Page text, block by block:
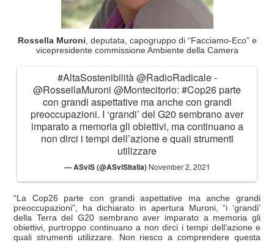
Rossella Muroni, deputata, capogruppo di “Facciamo-Eco” e
vicepresidente commissione Ambiente della Camera
#AltaSostenibilità@RadioRadicale-
@RossellaMuroni @Montecitorio: #Cop26parte
con grandi aspettative ma anche con grandi
preoccupazioni. I ‘grandi’ del G20 sembrano aver
imparato a memoria gli obiettivi, ma continuano a
non dirci i tempi dell’azione e quali strumenti
utilizzare
— ASviS (@ASviSItalia) November 2, 2021
“La Cop26 parte con grandi aspettative ma anche grandi
preoccupazioni”, ha dichiarato in apertura Muroni, “i ‘grandi’
della Terra del G20 sembrano aver imparato a memoria gli
obiettivi, purtroppo continuano a non dirci i tempi dell’azione e
quali strumenti utilizzare. Non riesco a comprendere questa